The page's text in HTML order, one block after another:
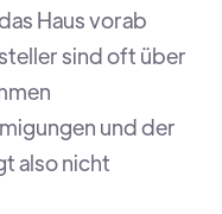
Haus vorab
sind oft über
und der
also nicht